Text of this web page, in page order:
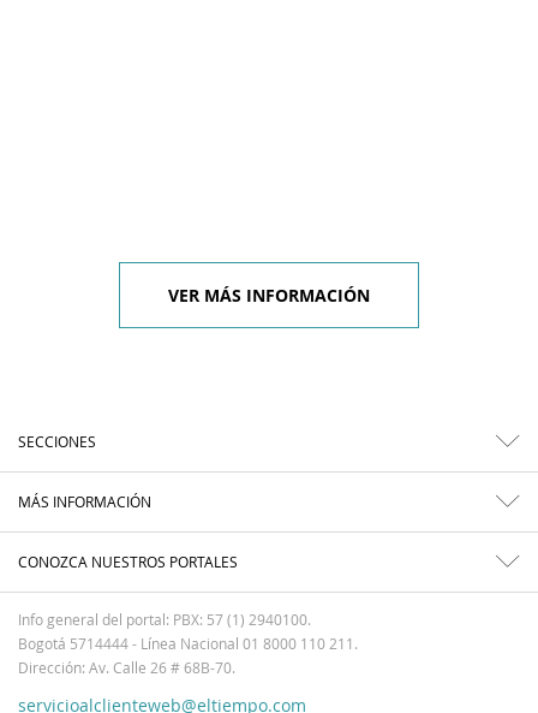
VER MÁS INFORMACIÓN
SECCIONES
MÁS INFORMACIÓN
CONOZCA NUESTROS PORTALES
Info general del portal: PBX: 57 (1) 2940100.
Bogotá 5714444 - Línea Nacional 01 8000 110 211.
Dirección: Av. Calle 26 # 68B-70.
servicioalclienteweb@eltiempo.com